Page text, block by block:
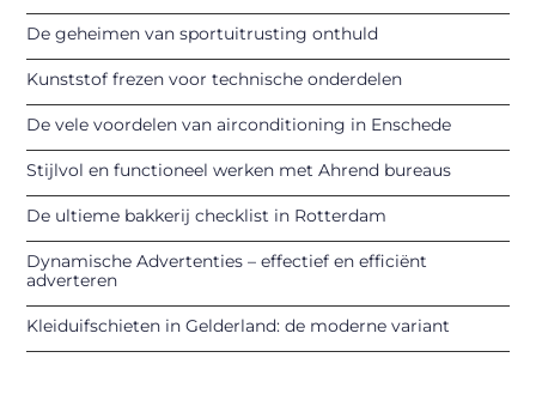
De geheimen van sportuitrusting onthuld
Kunststof frezen voor technische onderdelen
De vele voordelen van airconditioning in Enschede
Stijlvol en functioneel werken met Ahrend bureaus
De ultieme bakkerij checklist in Rotterdam
Dynamische Advertenties – effectief en efficiënt
adverteren
Kleiduifschieten in Gelderland: de moderne variant